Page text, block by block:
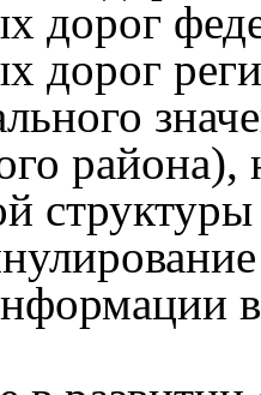
дорог
дорог
района),